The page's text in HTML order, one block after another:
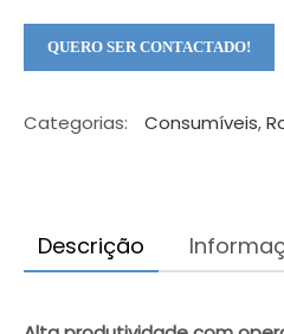
Categorias: Consumíveis,
Descrição